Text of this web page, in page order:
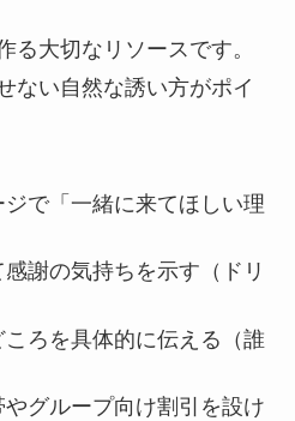
る大切なリソースです。
ない自然な誘い方がポイ
で「一緒に来てほしい理
謝の気持ちを示す（ドリ
ろを具体的に伝える（誰
グループ向け割引を設け